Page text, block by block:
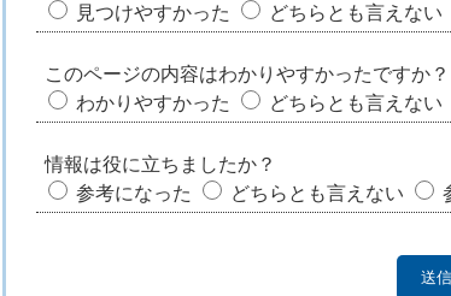
見つけやすかった
どちらとも言えない
このページの内容はわかりやすかったですか？
わかりやすかった
どちらとも言えない
情報は役に立ちましたか？
参考になった
どちらとも言えない